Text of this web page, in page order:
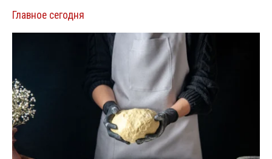
Главное сегодня